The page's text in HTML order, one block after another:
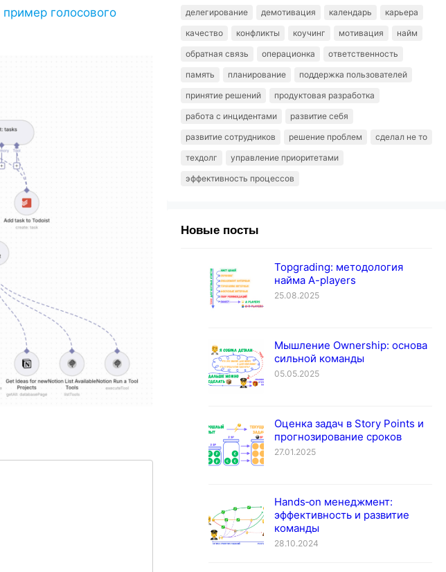
пример голосового
делегирование
демотивация календарь
карьера
качество
конфликты коучинг мотивация
найм
обратная связь
операционка
ответственность
память
планирование
поддержка пользователей
принятие решений
продуктовая разработка
работа с инцидентами
развитие себя
развитие сотрудников
решение проблем
сделал не то
техдолг
управление приоритетами
эффективность процессов
Новые посты
Topgrading: методология
найма A-players
25.08.2025
Мышление Ownership: основа
сильной команды
05.05.2025
Оценка задач в Story Points и
прогнозирование сроков
27.01.2025
Hands‐on менеджмент:
эффективность и развитие
команды
28.10.2024